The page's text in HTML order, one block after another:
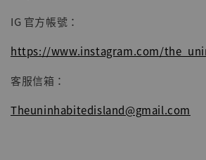
IG 官方帳號：
https://www.instagram.com/
客服信箱：
Theuninhabitedisland@gmail.com